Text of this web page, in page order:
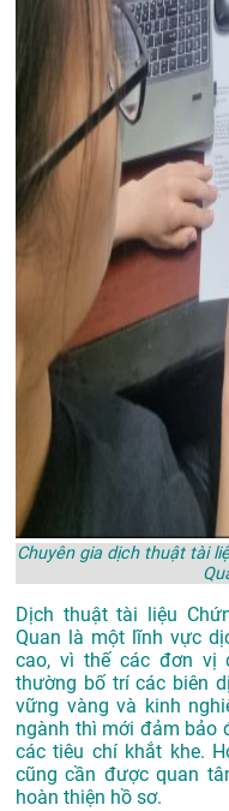
Chuyên gia dịch thuật tài
Dịch thuật tài liệu
Quan là một lĩnh vực
cao, vì thế các đơn vị
thường bố trí các biên
vững vàng và kinh
ngành thì mới đảm bảo
các tiêu chí khắt khe.
cũng cần được quan
hoàn thiện hồ sơ.